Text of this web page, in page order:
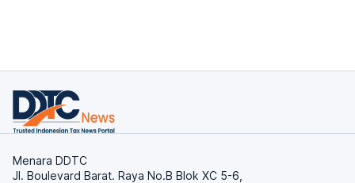
Menara DDTC
Jl. Boulevard Barat. Raya No.B Blok XC 5-6,